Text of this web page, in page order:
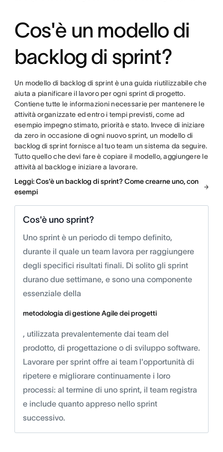
Cos'è un modello di
backlog di sprint?
Un modello di backlog di sprint è una guida riutilizzabile che
aiuta a pianificare il lavoro per ogni sprint di progetto.
Contiene tutte le informazioni necessarie per mantenere le
attività organizzate ed entro i tempi previsti, come ad
esempio impegno stimato, priorità e stato. Invece di iniziare
da zero in occasione di ogni nuovo sprint, un modello di
backlog di sprint fornisce al tuo team un sistema da seguire.
Tutto quello che devi fare è copiare il modello, aggiungere le
attività al backlog e iniziare a lavorare.
Leggi: Cos'è un backlog di sprint? Come crearne uno, con
esempi
Cos'è uno sprint?
Uno sprint è un periodo di tempo definito,
durante il quale un team lavora per raggiungere
degli specifici risultati finali. Di solito gli sprint
durano due settimane, e sono una componente
essenziale della
metodologia di gestione Agile dei progetti
, utilizzata prevalentemente dai team del
prodotto, di progettazione o di sviluppo software.
Lavorare per sprint offre ai team l'opportunità di
ripetere e migliorare continuamente i loro
processi: al termine di uno sprint, il team registra
e include quanto appreso nello sprint
successivo.